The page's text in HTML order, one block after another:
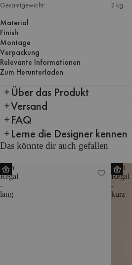
Gesamtgewicht:
2 kg
Material
Finish
Montage
Verpackung
Relevante Informationen
Zum Herunterladen
Über das Produkt
Versand
FAQ
Lerne die Designer kennen
Das könnte dir auch gefallen
Tivo
Regal
-
lang
Tivo
Regal
-
kurz